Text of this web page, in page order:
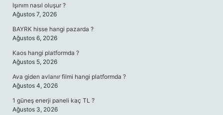
Işınım nasıl oluşur ?
Ağustos 7, 2026
BAYRK hisse hangi pazarda ?
Ağustos 6, 2026
Kaos hangi platformda ?
Ağustos 5, 2026
Ava giden avlanır filmi hangi platformda ?
Ağustos 4, 2026
1 güneş enerji paneli kaç TL ?
Ağustos 3, 2026